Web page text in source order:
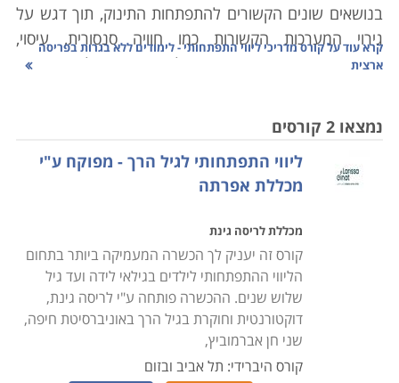
בנושאים שונים הקשורים להתפתחות התינוק, תוך דגש על
גירוי המערכות הקשורות כמו חוויה סנסורית, עיסוי,
מוטוריקה, מוסיקה, התקדמות לשונית ופסיכולוגיה. רבים
נקודה למחשבה. נכון, אותנו אף אחד לא לימד, אבל עוד
בטרם נולדה הרפואה הקונבנציונאלית, הורים לילדים (נשים
בעיקר) ידעו ולמדו באופן טבעי לעשות פעילויות שונות אשר
כמאתיים שנה, קורסים בתחום מבקשים להחזיר באופן
מלאכותי את מה שקודם ידע המין האנושי לעשות בצורה
מטרות הקורס הן להעניק הכשרה מקצועית לעוסקים בתחום
הגיל הרך והינקות. הוא מיועד למטפלים, גננות, מטפלים
קרא עוד עלקורס מדריכי ליווי התפתחותי - לימודים ללא בגרות בפריסה
ארצית
נמצאו 2 קורסים
ליווי התפתחותי לגיל הרך - מפוקח ע"י
מכללת אפרתה
מכללת לריסה גינת
קורס זה יעניק לך הכשרה המעמיקה ביותר בתחום
הליווי ההתפתחותי לילדים בגילאי לידה ועד גיל
שלוש שנים. ההכשרה פותחה ע"י לריסה גינת,
דוקטורנטית וחוקרת בגיל הרך באוניברסיטת חיפה,
שני חן אברמוביץ,
קורס היברידי: תל אביב ובזום